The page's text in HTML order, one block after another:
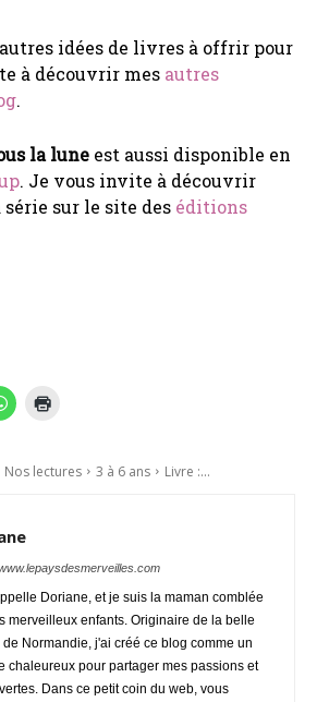
idées de livres à offrir pour
à découvrir mes autres
.
la lune est aussi disponible en
. Je vous invite à découvrir
sur le site des éditions
Nos lectures 3 à 6 ans Livre :...
Doriane, et je suis la maman comblée
merveilleux enfants. Originaire de la belle
Normandie, j'ai créé ce blog comme un
chaleureux pour partager mes passions et
Dans ce petit coin du web, vous